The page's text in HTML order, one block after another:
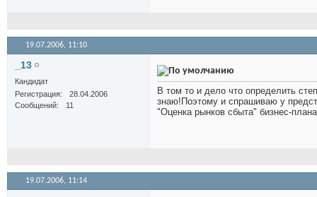
19.07.2006, 11:10
_13
Кандидат
Регистрация
28.04.2006
Сообщений
11
В том то и дело что определить
знаю!Поэтому и спрашиваю у
"Оценка рынков сбыта" бизнес-
19.07.2006, 11:14